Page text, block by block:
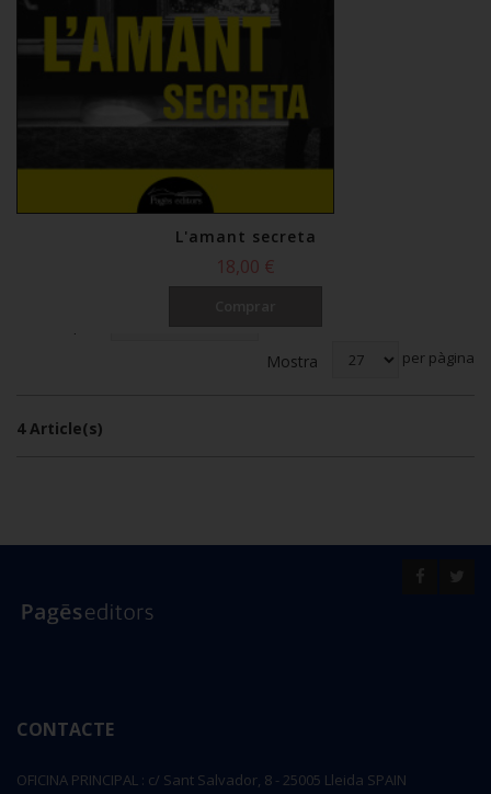
L'amant secreta
18,00 €
Mostra
per pàgina
4 Article(s)
CONTACTE
OFICINA PRINCIPAL : c/ Sant Salvador, 8 - 25005 Lleida SPAIN